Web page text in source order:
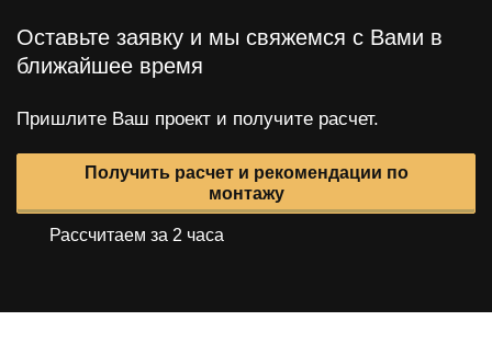
Оставьте заявку и мы свяжемся с Вами в
ближайшее время
Пришлите Ваш проект и получите расчет.
Получить расчет и рекомендации по
монтажу
Рассчитаем за 2 часа